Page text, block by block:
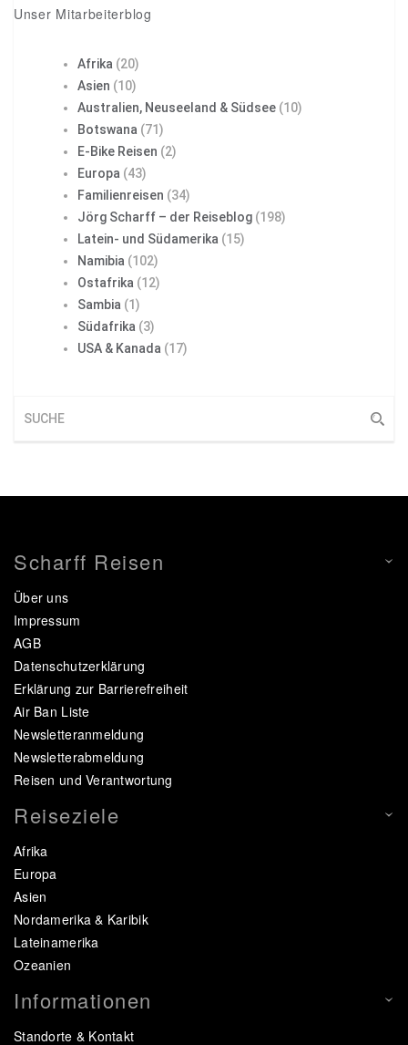
Unser Mitarbeiterblog
Afrika (20)
Asien (10)
Australien, Neuseeland & Südsee (10)
Botswana (71)
E-Bike Reisen (2)
Europa (43)
Familienreisen (34)
Jörg Scharff – der Reiseblog (198)
Latein- und Südamerika (15)
Namibia (102)
Ostafrika (12)
Sambia (1)
Südafrika (3)
USA & Kanada (17)
Scharff Reisen
Über uns
Impressum
AGB
Datenschutzerklärung
Erklärung zur Barrierefreiheit
Air Ban Liste
Newsletteranmeldung
Newsletterabmeldung
Reisen und Verantwortung
Reiseziele
Afrika
Europa
Asien
Nordamerika & Karibik
Lateinamerika
Ozeanien
Informationen
Standorte & Kontakt